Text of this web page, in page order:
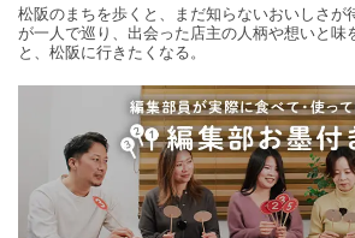
松阪のまちを歩くと、まだ知らないおいしさが
が一人で巡り、出会った店主の人柄や想いと味
と、松阪に行きたくなる。